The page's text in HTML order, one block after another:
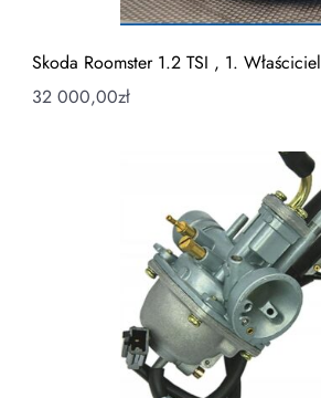
Skoda Roomster 1.2 TSI , 1. Właściciel
32 000,00zł